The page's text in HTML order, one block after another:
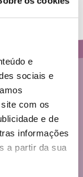
e
sociais e
com os
e de
informações
a partir da sua